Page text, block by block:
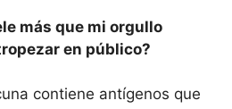
más que mi orgullo
en público?
contiene antígenos que